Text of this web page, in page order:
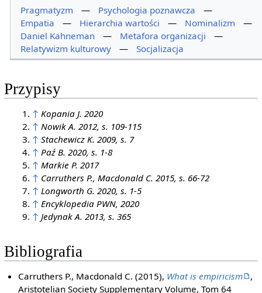
Pragmatyzm
— Psychologia poznawcza
—
Empatia
— Hierarchia wartości — Nominalizm
—
Daniel Kahneman
— Metafora organizacji
—
Relatywizm kulturowy
— Socjalizacja
Przypisy
↑ Kopania J. 2020
↑ Nowik A. 2012, s. 109-115
↑ Stachewicz K. 2009, s. 7
↑ Paź B. 2020, s. 1-8
↑ Markie P. 2017
↑ Carruthers P., Macdonald C. 2015, s. 66-72
↑ Longworth G. 2020, s. 1-5
↑ Encyklopedia PWN, 2020
↑ Jedynak A. 2013, s. 365
Bibliografia
Carruthers P., Macdonald C. (2015), What is empiricism
,
Aristotelian Society Supplementary Volume, Tom 64